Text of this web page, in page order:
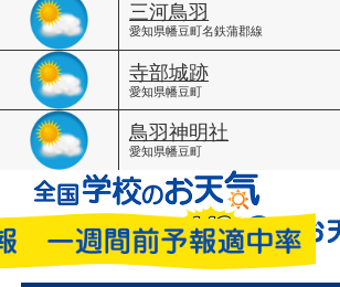
三河鳥羽
愛知県幡豆町名鉄蒲郡線
寺部城跡
愛知県幡豆町
鳥羽神明社
愛知県幡豆町